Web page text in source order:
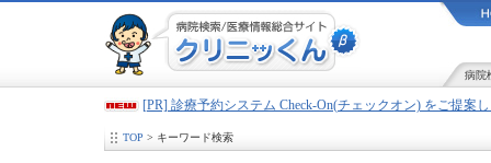
病院
[PR] 診療予約システム Check-On(チェックオン) をご提案
TOP > キーワード検索